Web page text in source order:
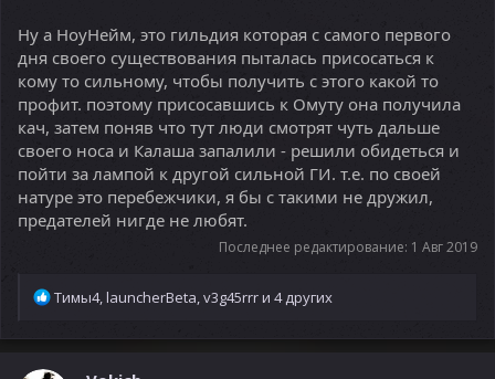
Ну а НоуНейм, это гильдия которая с самого первого
дня своего существования пыталась присосаться к
кому то сильному, чтобы получить с этого какой то
профит. поэтому присосавшись к Омуту она получила
кач, затем поняв что тут люди смотрят чуть дальше
своего носа и Калаша запалили - решили обидеться и
пойти за лампой к другой сильной ГИ. т.е. по своей
натуре это перебежчики, я бы с такими не дружил,
предателей нигде не любят.
Последнее редактирование: 1 Авг 2019
Р
а
Тимы4,launcherBeta,v3g45rrrи 4 других